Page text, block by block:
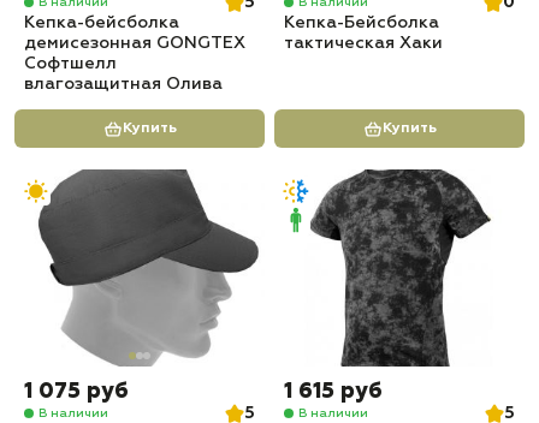
Кепка-бейсболка
демисезонная GONGTEX
Софтшелл
влагозащитная Олива
Купить
Кепка-Бейсболка
тактическая Хаки
Купить
1 075 руб
В наличии
5
1 615 руб
В наличии
5